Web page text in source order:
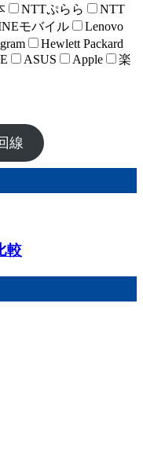
NTTぷらら
NTT
モバイル
Lenovo
Hewlett Packard
ASUS Apple
楽
線
較